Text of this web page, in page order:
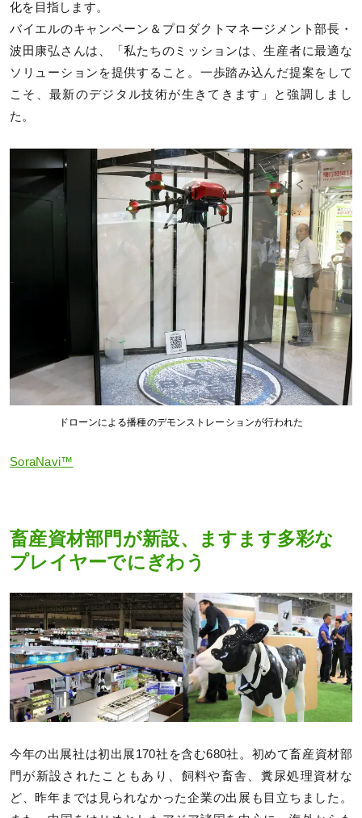
化を目指します。
バイエルのキャンペーン＆プロダクトマネージメント部長・
波田康弘さんは、「私たちのミッションは、生産者に最適な
ソリューションを提供すること。一歩踏み込んだ提案をして
こそ、最新のデジタル技術が生きてきます」と強調しまし
た。
ドローンによる播種のデモンストレーションが行われた
SoraNavi™
畜産資材部門が新設、ますます多彩な
プレイヤーでにぎわう
今年の出展社は初出展170社を含む680社。初めて畜産資材部
門が新設されたこともあり、飼料や畜舎、糞尿処理資材な
ど、昨年までは見られなかった企業の出展も目立ちました。